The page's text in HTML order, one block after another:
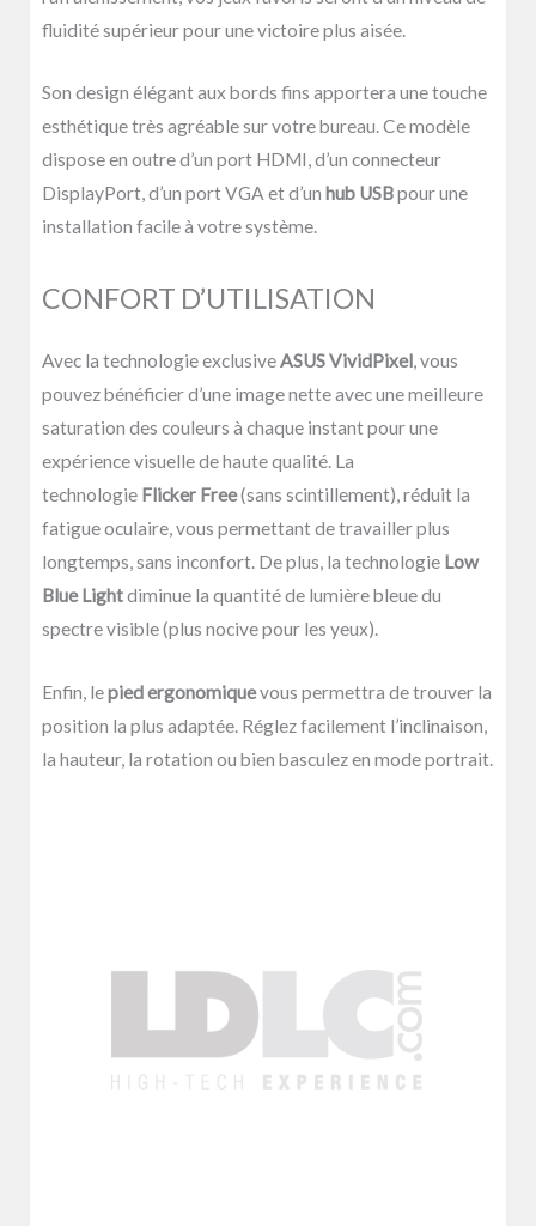
fluidité supérieur pour une victoire plus aisée.
Son design élégant aux bords fins apportera une touche
esthétique très agréable sur votre bureau. Ce modèle
dispose en outre d’un port HDMI, d’un connecteur
DisplayPort, d’un port VGA et d’un hub USBpour une
installation facile à votre système.
CONFORT D’UTILISATION
Avec la technologie exclusiveASUS VividPixel, vous
pouvez bénéficier d’une image nette avec une meilleure
saturation des couleurs à chaque instant pour une
expérience visuelle de haute qualité. La
technologie Flicker Free(sans scintillement), réduit la
fatigue oculaire, vous permettant de travailler plus
longtemps, sans inconfort. De plus, la technologie Low
Blue Lightdiminue la quantité de lumière bleue du
spectre visible (plus nocive pour les yeux).
Enfin, lepied ergonomiquevous permettra de trouver la
position la plus adaptée. Réglez facilement l’inclinaison,
la hauteur, la rotation ou bien basculez en mode portrait.